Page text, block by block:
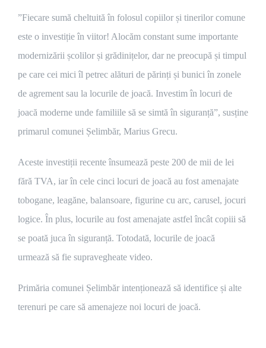
”Fiecare sumă cheltuită în folosul copiilor și tinerilor comune
este o investiție în viitor! Alocăm constant sume importante
modernizării școlilor și grădinițelor, dar ne preocupă și timpul
pe care cei mici îl petrec alături de părinți și bunici în zonele
de agrement sau la locurile de joacă. Investim în locuri de
joacă moderne unde familiile să se simtă în siguranță”, susține
primarul comunei Șelimbăr, Marius Grecu.
Aceste investiții recente însumează peste 200 de mii de lei
fără TVA, iar în cele cinci locuri de joacă au fost amenajate
tobogane, leagăne, balansoare, figurine cu arc, carusel, jocuri
logice. În plus, locurile au fost amenajate astfel încât copiii să
se poată juca în siguranță. Totodată, locurile de joacă
urmează să fie supravegheate video.
Primăria comunei Șelimbăr intenționează să identifice și alte
terenuri pe care să amenajeze noi locuri de joacă.